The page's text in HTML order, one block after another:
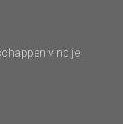
vind je